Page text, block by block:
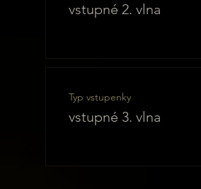
vstupné 2. vlna
Typ vstupenky
vstupné 3. vlna